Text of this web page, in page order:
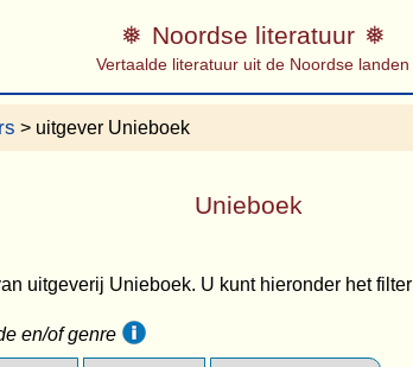
Noordse literatuur
Vertaalde literatuur uit de Noordse landen
> uitgever Unieboek
Unieboek
uitgeverij Unieboek. U kunt hieronder het
en/of genre